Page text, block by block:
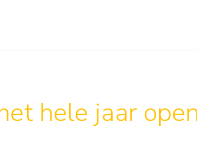
hele jaar open